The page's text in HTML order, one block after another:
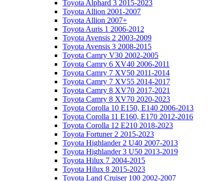
Toyota Alphard 3 2015-2023
Toyota Allion 2001-2007
Toyota Allion 2007+
Toyota Auris 1 2006-2012
Toyota Avensis 2 2003-2009
Toyota Avensis 3 2008-2015
Toyota Camry V30 2002-2005
Toyota Camry 6 XV40 2006-2011
Toyota Camry 7 XV50 2011-2014
Toyota Camry 7 XV55 2014-2017
Toyota Camry 8 XV70 2017-2021
Toyota Camry 8 XV70 2020-2023
Toyota Corolla 10 E150, E140 2006-2013
Toyota Corolla 11 E160, E170 2012-2016
Toyota Corolla 12 E210 2018-2023
Toyota Fortuner 2 2015-2023
Toyota Highlander 2 U40 2007-2013
Toyota Highlander 3 U50 2013-2019
Toyota Hilux 7 2004-2015
Toyota Hilux 8 2015-2023
Toyota Land Cruiser 100 2002-2007